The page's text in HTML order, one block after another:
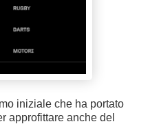
iniziale che ha portato
approfittare anche del